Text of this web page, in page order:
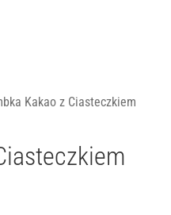
Kakao z Ciasteczkiem